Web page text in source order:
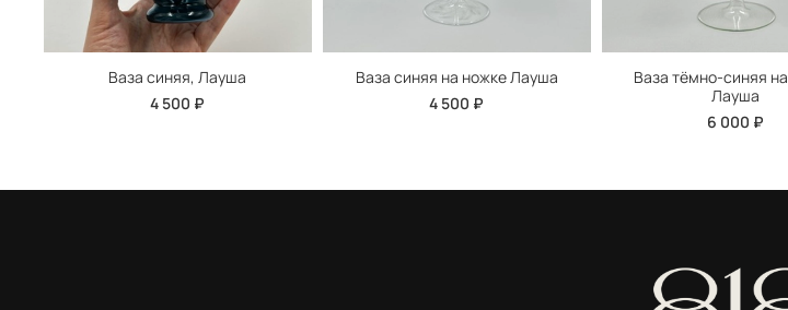
Ваза синяя, Лауша
4 500 ₽
Ваза синяя на ножке Лауша
4 500 ₽
Ваза тёмно-синяя
Лауша
6 000 ₽